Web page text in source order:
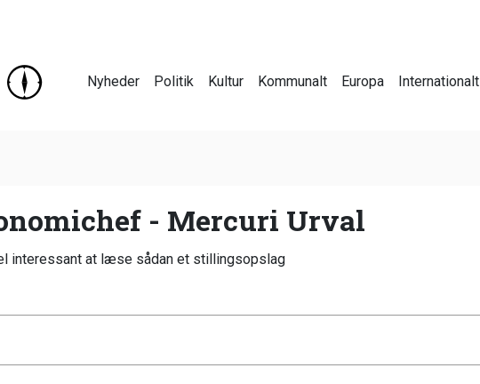
Nyheder Politik Kultur Kommunalt Europa Internationalt
- Mercuri Urval
interessant at læse sådan et stillingsopslag